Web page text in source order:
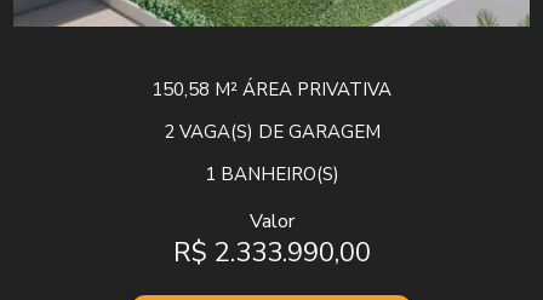
150,58 M² ÁREA PRIVATIVA
2VAGA(S) DE GARAGEM
1 BANHEIRO(S)
Valor
R$ 2.333.990,00